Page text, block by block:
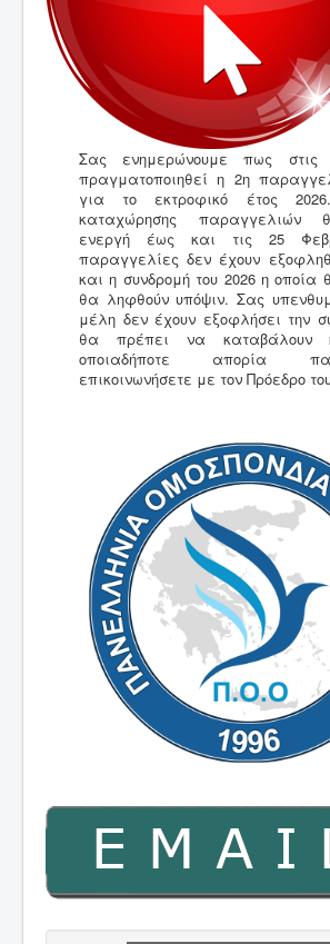
Σας ενημερώνουμε πως
πραγματοποιηθεί η 2η
για το εκτροφικό έτος
καταχώρησης παραγγελιών
ενεργή έως και τις 25
παραγγελίες δεν έχουν
και η συνδρομή του 2026 η οποία
θα ληφθούν υπόψιν. Σας
μέλη δεν έχουν εξοφλήσει την
θα πρέπει να καταβάλουν
οποιαδήποτε απορία
επικοινωνήσετε με τον Πρόεδρο